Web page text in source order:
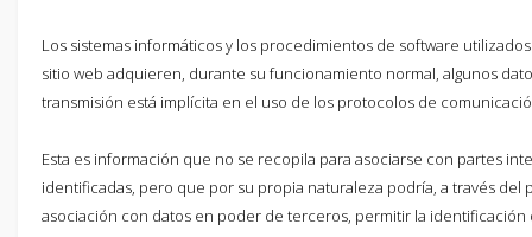
Los sistemas informáticos y los procedimientos de software
sitio web adquieren, durante su funcionamiento normal, algunos
transmisión está implícita en el uso de los protocolos de
Esta es información que no se recopila para asociarse con partes
identificadas, pero que por su propia naturaleza podría, a través del
asociación con datos en poder de terceros, permitir la identificación